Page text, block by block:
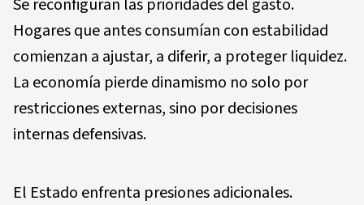
Se reconfiguran las prioridades del gasto.
Hogares que antes consumían con estabilidad
comienzan a ajustar, a diferir, a proteger liquidez.
La economía pierde dinamismo no solo por
restricciones externas, sino por decisiones
internas defensivas.
El Estado enfrenta presiones adicionales.